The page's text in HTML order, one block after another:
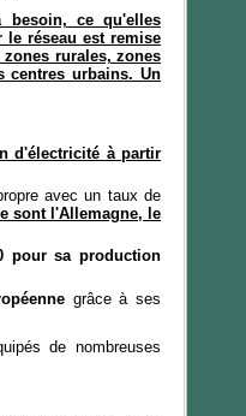
besoin, ce qu'elles
réseau est remise
zones rurales, zones
centres urbains. Un
d'électricité à partir
avec un taux de
sont l'Allemagne, le
pour sa production
grâce à ses
de nombreuses